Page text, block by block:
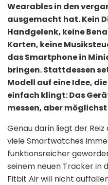
Wearables in den
ausgemacht hat. Kein
Handgelenk, keine
Karten, keine
das Smartphone in
bringen. Stattdessen
Modell auf eine Idee,
einfach klingt: Das
messen, aber
Genau darin liegt der
viele Smartwatches
funktionsreicher
seinem neuen Tracker in
Fitbit Air will nicht